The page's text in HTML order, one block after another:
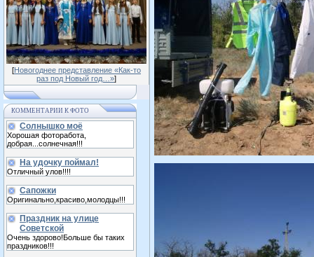
[Новогоднее представление «Как-то
раз под Новый год…»]
КОММЕНТАРИИ К ФОТО
Солнышко моё
Хорошая фоторабота,
добрая...солнечная!!!
На удочку поймал!
Отличный улов!!!!
Сапожки
Оригинально,красиво,молодцы!!!
Праздник на улице
Советской
Очень здорово!Больше бы таких
праздников!!!